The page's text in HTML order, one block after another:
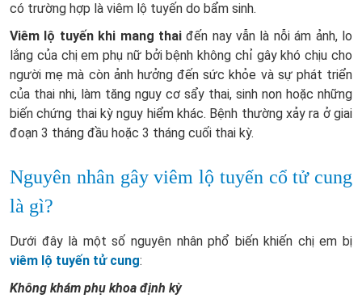
có trường hợp là viêm lộ tuyến do bẩm sinh.
Viêm lộ tuyến khi mang thaiđến nay vẫn là nỗi ám ảnh, lo
lắng của chị em phụ nữ bởi bệnh không chỉ gây khó chịu cho
người mẹ mà còn ảnh hưởng đến sức khỏe và sự phát triển
của thai nhi, làm tăng nguy cơ sẩy thai, sinh non hoặc những
biến chứng thai kỳ nguy hiểm khác. Bệnh thường xảy ra ở giai
đoạn 3 tháng đầu hoặc 3 tháng cuối thai kỳ.
Nguyên nhân gây viêm lộ tuyến cổ tử cung
là gì?
Dưới đây là một số nguyên nhân phổ biến khiến chị em bị
viêm lộ tuyến tử cung:
Không khám phụ khoa định kỳ